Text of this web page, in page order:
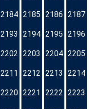
2184 2185 2186 2187
2193 2194 2195 2196
2202 2203 2204 2205
2211 2212 2213 2214
2220 2221 2222 2223